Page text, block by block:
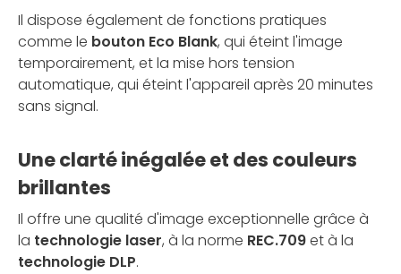
Il dispose également de fonctions pratiques
comme le bouton Eco Blank, qui éteint l'image
temporairement, et la mise hors tension
automatique, qui éteint l'appareil après 20 minutes
sans signal.
Une clarté inégalée et des couleurs
brillantes
Il offre une qualité d'image exceptionnelle grâce à
la technologie laser, à la norme REC.709et à la
technologie DLP.